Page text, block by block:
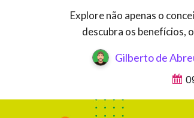
Explore não apenas o
descubra os benefícios,
Gilberto de